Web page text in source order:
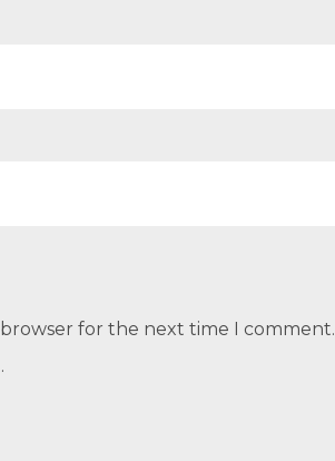
for the next time I comment.